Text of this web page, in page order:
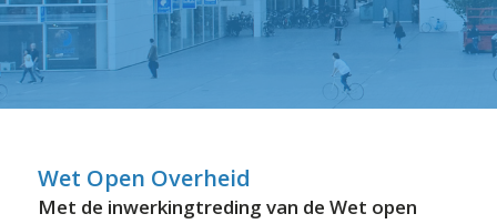
Wet Open Overheid
Met de inwerkingtreding van de Wet open